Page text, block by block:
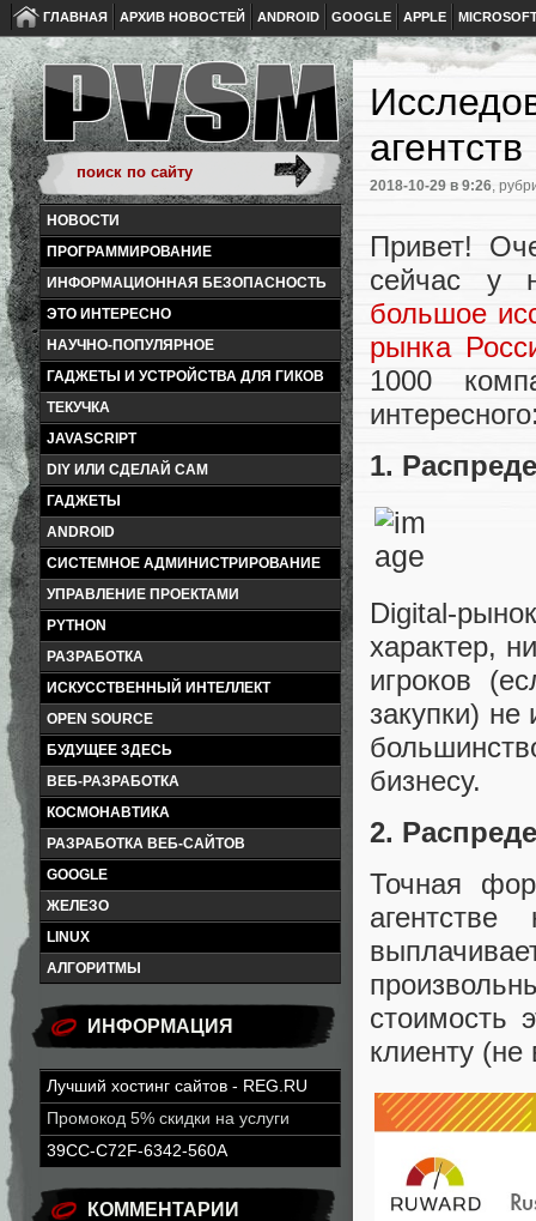
ГЛАВНАЯ АРХИВ НОВОСТЕЙ ANDROID GOOGLE APPLE
НОВОСТИ
ПРОГРАММИРОВАНИЕ
ИНФОРМАЦИОННАЯ БЕЗОПАСНОСТЬ
ЭТО ИНТЕРЕСНО
НАУЧНО-ПОПУЛЯРНОЕ
ГАДЖЕТЫ И УСТРОЙСТВА ДЛЯ ГИКОВ
ТЕКУЧКА
JAVASCRIPT
DIY ИЛИ СДЕЛАЙ САМ
ГАДЖЕТЫ
ANDROID
СИСТЕМНОЕ АДМИНИСТРИРОВАНИЕ
УПРАВЛЕНИЕ ПРОЕКТАМИ
PYTHON
РАЗРАБОТКА
ИСКУССТВЕННЫЙ ИНТЕЛЛЕКТ
OPEN SOURCE
БУДУЩЕЕ ЗДЕСЬ
ВЕБ-РАЗРАБОТКА
КОСМОНАВТИКА
РАЗРАБОТКА ВЕБ-САЙТОВ
GOOGLE
ЖЕЛЕЗО
LINUX
АЛГОРИТМЫ
ИНФОРМАЦИЯ
Лучший хостинг сайтов - REG.RU
Промокод 5% скидки на услуги
39CC-C72F-6342-560A
КОММЕНТАРИИ
агентств
2018-10-29 в 9:26,
Привет!
сейчас у
большое
рынка
1000
1.
Digital-
характер,
игроков
закупки)
бизнесу.
2.
Точная
стоимость
клиенту